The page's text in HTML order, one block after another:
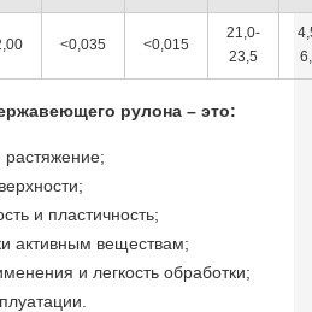
<0,035 <0,015
21,0-
23,5
рулона – это:
растяжение;
и пластичность;
активным веществам;
и легкость обработки;